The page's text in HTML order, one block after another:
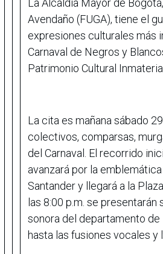
La Alcaldía Mayor de
Avendaño (FUGA), tiene el
expresiones culturales más
Carnaval de Negros y
Patrimonio Cultural
La cita es mañana sábado
colectivos, comparsas,
del Carnaval. El recorrido
avanzará por la
Santander y llegará a la
las 8:00 p.m. se
sonora del departamento
hasta las fusiones vocales